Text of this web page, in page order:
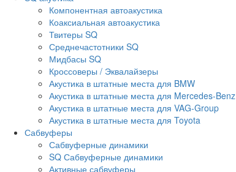
Компонентная автоакустика
Коаксиальная автоакустика
Твитеры SQ
Среднечастотники SQ
Мидбасы SQ
Кроссоверы / Эквалайзеры
Акустика в штатные места для BMW
Акустика в штатные места для Mercedes-Benz
Акустика в штатные места для VAG-Group
Акустика в штатные места для Toyota
Сабвуферы
Сабвуферные динамики
SQ Сабвуферные динамики
Активные сабвуферы